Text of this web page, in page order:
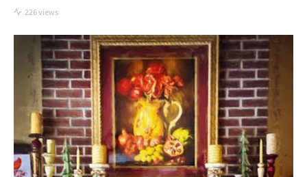
226 views